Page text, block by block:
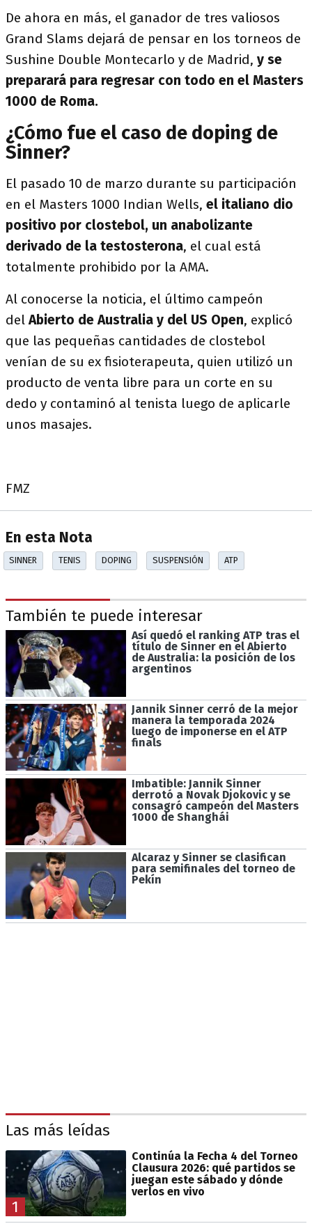
De ahora en más, el ganador de tres valiosos
Grand Slams dejará de pensar en los torneos de
Sushine Double Montecarlo y de Madrid, y se
preparará para regresar con todo en el Masters
1000 de Roma.
¿Cómo fue el caso de doping de
Sinner?
El pasado 10 de marzo durante su participación
en el Masters 1000 Indian Wells, el italiano dio
positivo por clostebol, un anabolizante
derivado de la testosterona, el cual está
totalmente prohibido por la AMA.
Al conocerse la noticia, el último campeón
delAbierto de Australia y del US Open, explicó
que las pequeñas cantidades de clostebol
venían de su ex fisioterapeuta, quien utilizó un
producto de venta libre para un corte en su
dedo y contaminó al tenista luego de aplicarle
unos masajes.
FMZ
En esta Nota
SINNER TENIS DOPING SUSPENSIÓN ATP
También te puede interesar
Así quedó el ranking ATP tras el
título de Sinner en el Abierto
de Australia: la posición de los
argentinos
Jannik Sinner cerró de la mejor
manera la temporada 2024
luego de imponerse en el ATP
finals
Imbatible: Jannik Sinner
derrotó a Novak Djokovic y se
consagró campeón del Masters
1000 de Shanghái
Alcaraz y Sinner se clasifican
para semifinales del torneo de
Pekín
Las más leídas
1
Continúa la Fecha 4 del Torneo
Clausura 2026: qué partidos se
juegan este sábado y dónde
verlos en vivo